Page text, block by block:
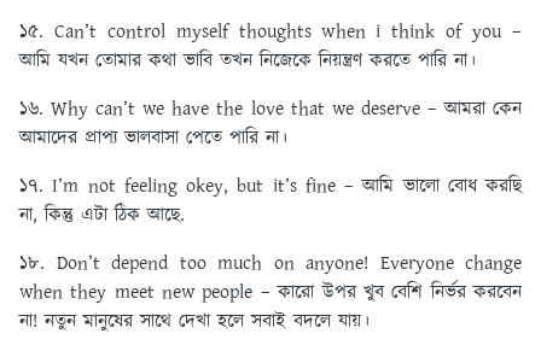
১৫. Can’t control myself thoughts when i think of you –
আমি যখন তোমার কথা ভাবি তখন নিজেকে নিয়ন্ত্রণ করতে পারি না।
১৬. Why can’t we have the love that we deserve – আমরা কেন
আমাদের প্রাপ্য ভালবাসা পেতে পারি না।
১৭. I’m not feeling okey, but it’s fine – আমি ভালো বোধ করছি
না, কিন্তু এটা ঠিক আছে.
১৮. Don’t depend too much on anyone! Everyone change
when they meet new people – কারো উপর খুব বেশি নির্ভর করবেন
না! নতুন মানুষের সাথে দেখা হলে সবাই বদলে যায়।